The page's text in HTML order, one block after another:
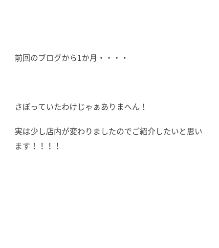
前回のブログから1か月・・・・
さぼっていたわけじゃぁありまへん！
実は少し店内が変わりましたのでご紹介したいと思い
ます！！！！